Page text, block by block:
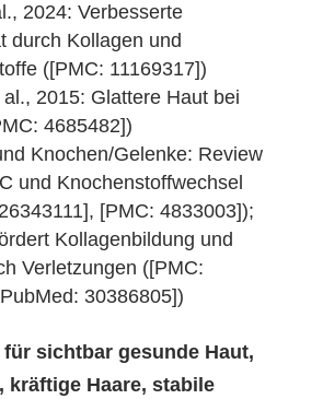
2024: Verbesserte
durch Kollagen und
([PMC: 11169317])
2015: Glattere Haut bei
4685482])
Knochen/Gelenke: Review
und Knochenstoffwechsel
[PMC: 4833003]);
Kollagenbildung und
Verletzungen ([PMC:
30386805])
sichtbar gesunde Haut,
kräftige Haare, stabile